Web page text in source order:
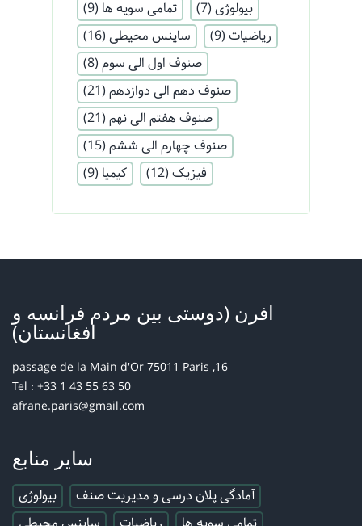
بیولوژی (7) تمامی سویه ها (9)
ریاضیات (9) ساینس محیطی (16)
صنوف اول الی سوم (8)
صنوف دهم الی دوازدهم (21)
صنوف هفتم الی نهم (21)
صنوف چهارم الی ششم (15)
فیزیک (12) کیمیا (9)
افرن (دوستی بین مردم فرانسه و
افغانستان)
16, passage de la Main d'Or 75011 Paris
Tel : +33 1 43 55 63 50
afrane.paris@gmail.com
سایر منابع
آمادگی پلان درسی و مدیریت صنف
بیولوژی